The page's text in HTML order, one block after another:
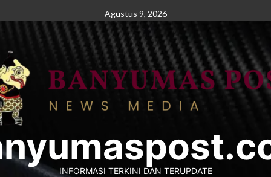
to
Agustus 9, 2026
INFORMASI TERKINI DAN TERUPDATE